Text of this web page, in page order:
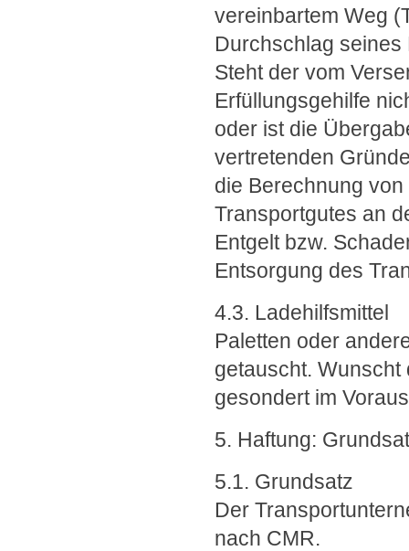
vereinbartem Weg
Durchschlag
Steht der vom
Erfüllungsgehilfe
oder ist die
vertretenden
die Berechnung
Transportgutes an
Entgelt bzw.
Entsorgung des
4.3. Ladehilfsmittel
Paletten oder
getauscht.
gesondert im
5. Haftung:
5.1. Grundsatz
Der
nach CMR.